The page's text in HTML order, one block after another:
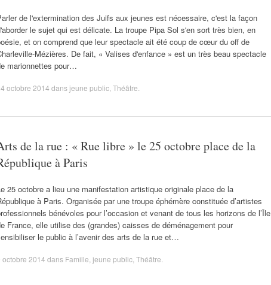
de l'extermination des Juifs aux jeunes est nécessaire, c'est la façon
le sujet qui est délicate. La troupe Pipa Sol s'en sort très bien, en
et on comprend que leur spectacle ait été coup de cœur du off de
Mézières. De fait, « Valises d'enfance » est un très beau spectacle
marionnettes pour…
octobre 2014 dansjeune public Théâtre
de la rue : « Rue libre » le 25 octobre place de la
à Paris
25 octobre a lieu une manifestation artistique originale place de la
à Paris. Organisée par une troupe éphémère constituée d’artistes
bénévoles pour l’occasion et venant de tous les horizons de l’Île
France, elle utilise des (grandes) caisses de déménagement pour
le public à l’avenir des arts de la rue et…
octobre 2014 dans Famille jeune public Théâtre